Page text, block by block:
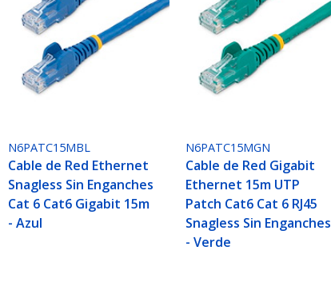
N6PATC15MBL
Cable de Red Ethernet
Snagless Sin Enganches
Cat 6 Cat6 Gigabit 15m
- Azul
N6PATC15MGN
Cable de Red Gigabit
Ethernet 15m UTP
Patch Cat6 Cat 6 RJ45
Snagless Sin Enganches
- Verde